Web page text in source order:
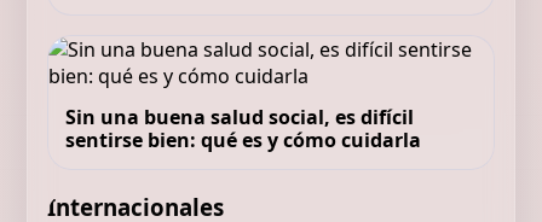
Sin una buena salud social, es difícil
sentirse bien: qué es y cómo cuidarla
Internacionales